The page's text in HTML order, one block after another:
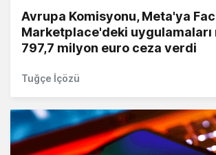
Avrupa Komisyonu, Meta'ya
Marketplace'deki uygulamaları
797,7 milyon euro ceza verdi
Tuğçe İçözü